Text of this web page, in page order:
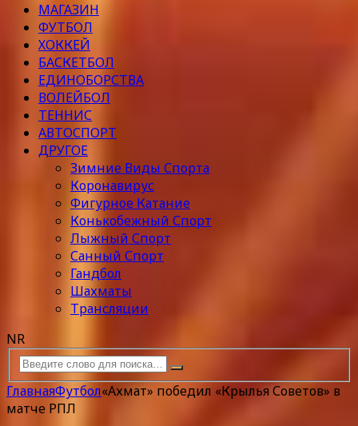
МАГАЗИН
ФУТБОЛ
ХОККЕЙ
БАСКЕТБОЛ
ЕДИНОБОРСТВА
ВОЛЕЙБОЛ
ТЕННИС
АВТОСПОРТ
ДРУГОЕ
Зимние Виды Спорта
Коронавирус
Фигурное Катание
Конькобежный Спорт
Лыжный Спорт
Санный Спорт
Гандбол
Шахматы
Трансляции
NR
ГлавнаяФутбол«Ахмат» победил «Крылья Советов» в
матче РПЛ